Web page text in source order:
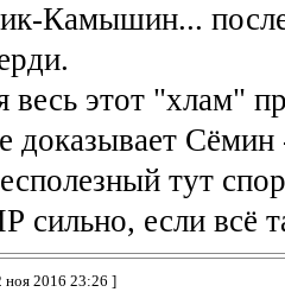
Камышин...
весь этот "хлам"
доказывает
тут
сильно, если всё
2016 23:26 ]